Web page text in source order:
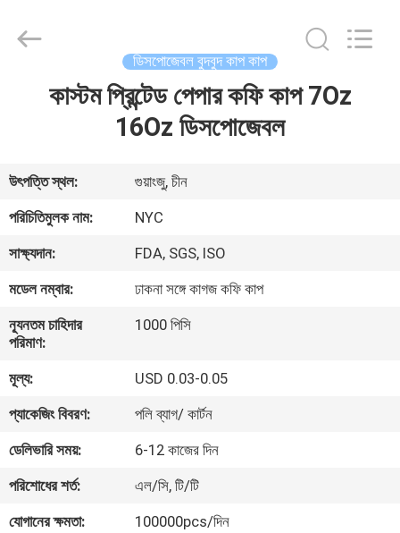
আমাদের
সম্পর্কে
কারখানা
ভ্রমণ
মান
নিয়ন্ত্রণ
যোগাযোগ
করুন
Co.,Ltd..
ডিসপোজেবল বুদবুদ কাপ কাপ
কাস্টম প্রিন্টেড পেপার কফি কাপ 7Oz
16Oz ডিসপোজেবল
উৎপত্তি স্থল:
গুয়াংজু, চীন
পরিচিতিমুলক নাম:
NYC
সাক্ষ্যদান:
FDA, SGS, ISO
মডেল নম্বার:
ঢাকনা সঙ্গে কাগজ কফি কাপ
ন্যূনতম চাহিদার
পরিমাণ:
1000 পিসি
মূল্য:
USD 0.03-0.05
প্যাকেজিং বিবরণ:
পলি ব্যাগ/ কার্টন
ডেলিভারি সময়:
6-12 কাজের দিন
পরিশোধের শর্ত:
এল/সি, টি/টি
যোগানের ক্ষমতা:
100000pcs/দিন